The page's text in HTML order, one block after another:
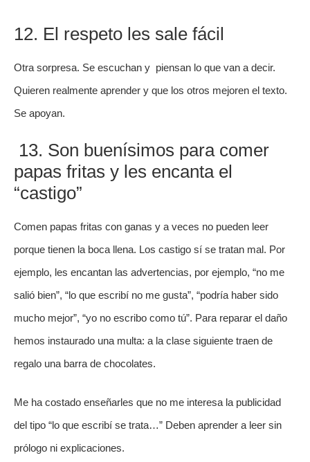
12. El respeto les sale fácil
Otra sorpresa. Se escuchan y piensan lo que van a decir.
Quieren realmente aprender y que los otros mejoren el texto.
Se apoyan.
13. Son buenísimos para comer
papas fritas y les encanta el
“castigo”
Comen papas fritas con ganas y a veces no pueden leer
porque tienen la boca llena. Los castigo sí se tratan mal. Por
ejemplo, les encantan las advertencias, por ejemplo, “no me
salió bien”, “lo que escribí no me gusta”, “podría haber sido
mucho mejor”, “yo no escribo como tú”. Para reparar el daño
hemos instaurado una multa: a la clase siguiente traen de
regalo una barra de chocolates.
Me ha costado enseñarles que no me interesa la publicidad
del tipo “lo que escribí se trata…” Deben aprender a leer sin
prólogo ni explicaciones.